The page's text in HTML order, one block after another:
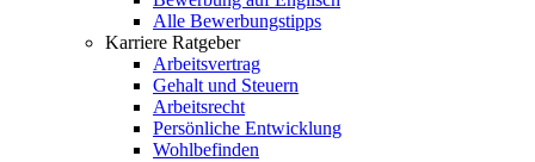
Alle Bewerbungstipps
Karriere Ratgeber
Arbeitsvertrag
Gehalt und Steuern
Arbeitsrecht
Persönliche Entwicklung
Wohlbefinden